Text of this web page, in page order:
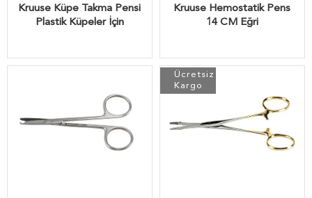
Kruuse Küpe Takma Pensi
Plastik Küpeler İçin
Kruuse Hemostatik Pens
14 CM Eğri
Ücretsiz
Kargo